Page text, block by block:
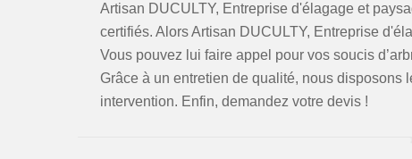
Artisan DUCULTY, Entreprise d'élagage et
certifiés. Alors Artisan DUCULTY, Entreprise
Vous pouvez lui faire appel pour vos soucis
Grâce à un entretien de qualité, nous disposons
intervention. Enfin, demandez votre devis !